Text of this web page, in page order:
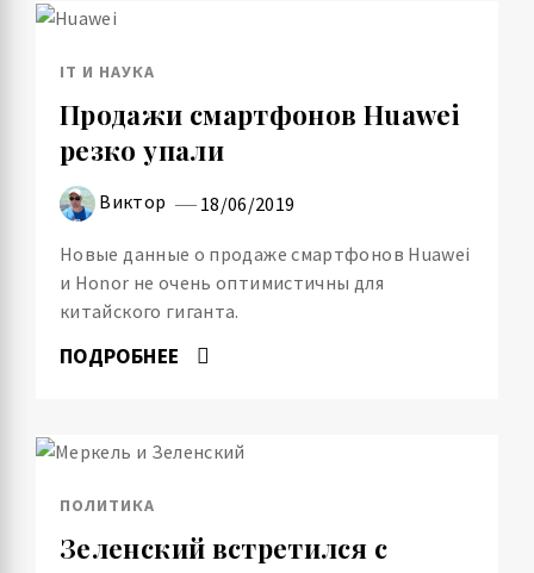
IT И НАУКА
Продажи смартфонов Huawei
резко упали
Виктор 18/06/2019
Новые данные о продаже смартфонов Huawei
и Honor не очень оптимистичны для
китайского гиганта.
ПОДРОБНЕЕ
ПОЛИТИКА
Зеленский встретился с